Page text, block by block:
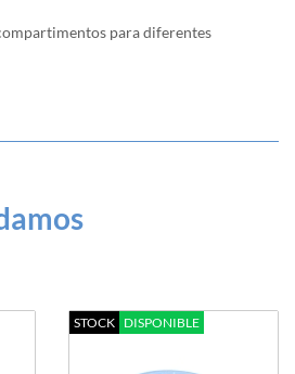
para diferentes
STOCK DISPONIBLE